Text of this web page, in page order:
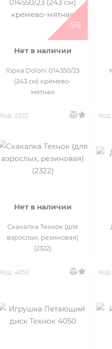
-5%
Нет в наличии
Горка Doloni 014550/23
(243 см) кремево-
мятная
Код: 2322
Нет в наличии
Скакалка Технок (для
взрослых, резиновая)
(2322)
Код:
Код: 4050